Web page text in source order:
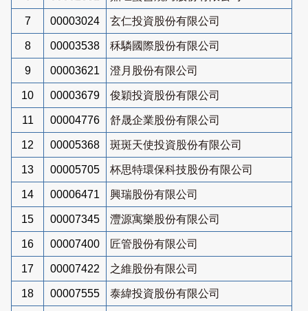
7 00003024 玄仁投資股份有限公司
8 00003538 秝驎國際股份有限公司
9 00003621 澄月股份有限公司
10 00003679 俊穎投資股份有限公司
11 00004776 舒晟企業股份有限公司
12 00005368 斑斑天使投資股份有限公司
13 00005705 杯思特環保科技股份有限公司
14 00006471 興瑞股份有限公司
15 00007345 灃源寓樂股份有限公司
16 00007400 匠管股份有限公司
17 00007422 之維股份有限公司
18 00007555 泰緯投資股份有限公司